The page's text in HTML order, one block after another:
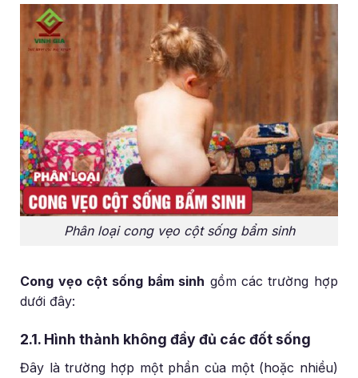
Phân loại cong vẹo cột sống bẩm sinh
Cong vẹo cột sống bẩm sinh gồm các trường hợp
dưới đây:
2.1. Hình thành không đầy đủ các đốt sống
Đây là trường hợp một phần của một (hoặc nhiều)